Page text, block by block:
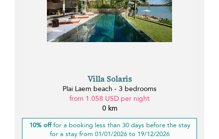
Villa Solaris
Plai Laem beach - 3 bedrooms
from 1.058 USD per night
0 km
10% offfor a booking less than 30 days before the stay
for a stay from 01/01/2026 to 19/12/2026